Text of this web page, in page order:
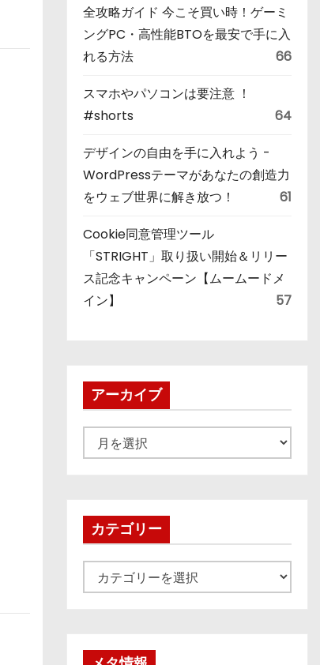
全攻略ガイド 今こそ買い時！ゲーミ
ングPC・高性能BTOを最安で手に入
れる方法
66
スマホやパソコンは要注意 ！
#shorts
64
デザインの自由を手に入れよう -
WordPressテーマがあなたの創造力
をウェブ世界に解き放つ！
61
Cookie同意管理ツール
「STRIGHT」取り扱い開始＆リリー
ス記念キャンペーン【ムームードメ
イン】
57
アーカイブ
ー
ブカテゴリー
テ